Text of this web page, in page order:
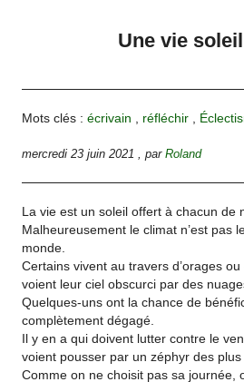
Une vie soleil
Mots clés :écrivain réfléchir
mercredi 23 juin 2021 ,parRoland
La vie est un soleil offert à chacun de
Malheureusement le climat n’est pas
monde.
Certains vivent au travers d’orages
voient leur ciel obscurci par des
Quelques-uns ont la chance de
complètement dégagé.
Il y en a qui doivent lutter contre le
voient pousser par un zéphyr des plus
Comme on ne choisit pas sa journée,